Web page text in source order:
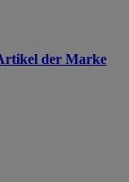
der Marke